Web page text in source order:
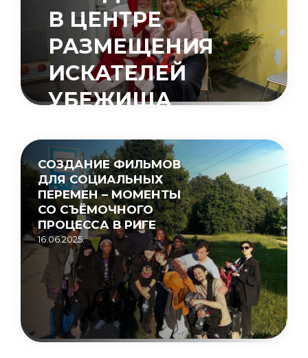
В ЦЕНТРЕ
РАЗМЕЩЕНИЯ
ИСКАТЕЛЕЙ
УБЕЖИЩА
15.05.2026.
СОЗДАНИЕ ФИЛЬМОВ
ДЛЯ СОЦИАЛЬНЫХ
ПЕРЕМЕН – МОМЕНТЫ
СО СЪЁМОЧНОГО
ПРОЦЕССА В РИГЕ
16.06.2025.